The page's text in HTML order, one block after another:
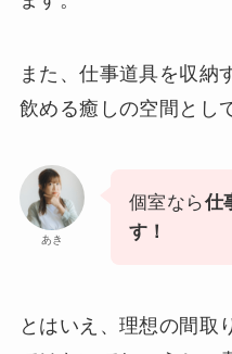
また、仕事道具を収納
飲める癒しの空間とし
あき
個室なら仕
す！
とはいえ、理想の間取